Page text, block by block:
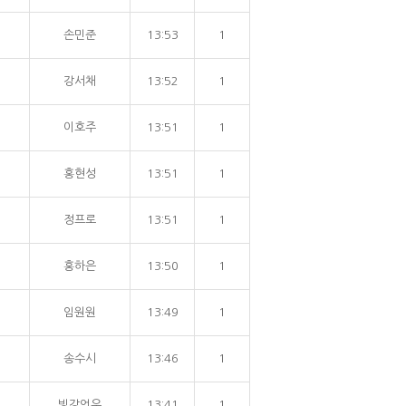
손민준 13:53 1
강서채 13:52 1
이호주 13:51 1
홍현성 13:51 1
정프로 13:51 1
홍하은 13:50 1
임원원 13:49 1
송수시 13:46 1